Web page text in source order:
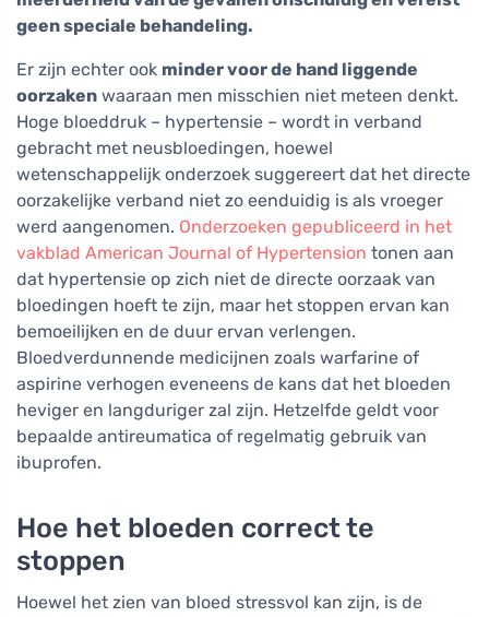
geen speciale behandeling.
Er zijn echter ook minder voor de hand liggende
oorzaken waaraan men misschien niet meteen denkt.
Hoge bloeddruk – hypertensie – wordt in verband
gebracht met neusbloedingen, hoewel
wetenschappelijk onderzoek suggereert dat het directe
oorzakelijke verband niet zo eenduidig is als vroeger
werd aangenomen. Onderzoeken gepubliceerd in het
vakblad American Journal of Hypertension tonen aan
dat hypertensie op zich niet de directe oorzaak van
bloedingen hoeft te zijn, maar het stoppen ervan kan
bemoeilijken en de duur ervan verlengen.
Bloedverdunnende medicijnen zoals warfarine of
aspirine verhogen eveneens de kans dat het bloeden
heviger en langduriger zal zijn. Hetzelfde geldt voor
bepaalde antireumatica of regelmatig gebruik van
ibuprofen.
Hoe het bloeden correct te
stoppen
Hoewel het zien van bloed stressvol kan zijn, is de